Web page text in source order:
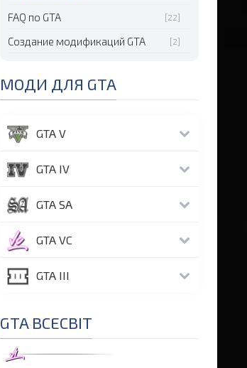
FAQ по GTA [22]
Создание модификаций GTA [2]
МОДИ ДЛЯ GTA
GTA V
GTA IV
GTA SA
GTA VC
GTA III
GTA ВСЕСВІТ